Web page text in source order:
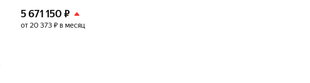
5 671 150 ₽
от 20 373 ₽ в месяц